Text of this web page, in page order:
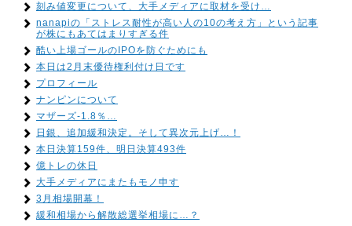
刻み値変更について、大手メディアに取材を受け…
nanapiの「ストレス耐性が高い人の10の考え方」という記事
が株にもあてはまりすぎる件
酷い上場ゴールのIPOを防ぐためにも
本日は2月末優待権利付け日です
プロフィール
ナンピンについて
マザーズ-1.8％…
日銀、追加緩和決定。そして異次元上げ…！
本日決算159件、明日決算493件
億トレの休日
大手メディアにまたもモノ申す
3月相場開幕！
緩和相場から解散総選挙相場に…？